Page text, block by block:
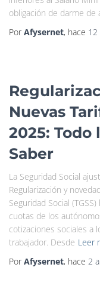
obligación de darme de
PorAfysernet, hace 12
Nuevas
2025: Todo
Saber
La Seguridad Social
Regularización y
Seguridad Social
cuotas de los
cotizaciones sociales a
trabajador. Desde Leer
PorAfysernet, hace 2